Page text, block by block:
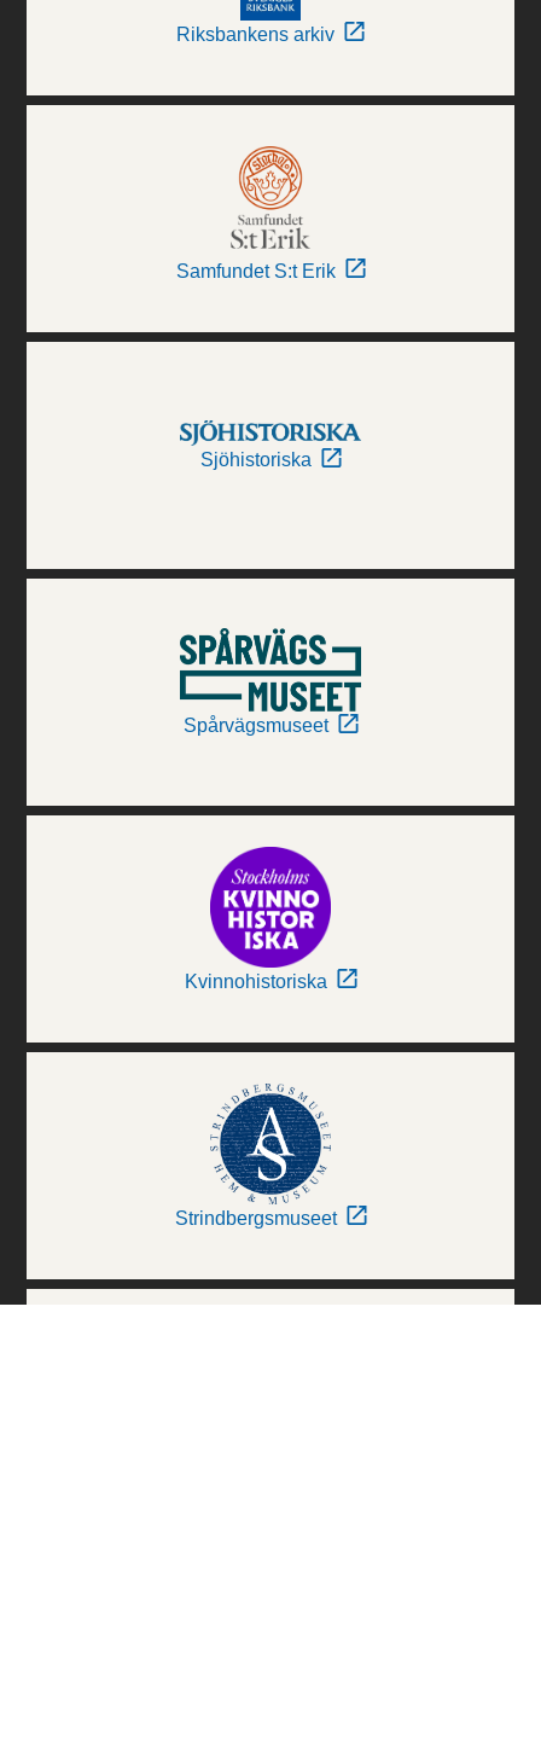
Riksbankens arkiv
Samfundet S:t Erik
Sjöhistoriska
Spårvägsmuseet
Kvinnohistoriska
Strindbergsmuseet